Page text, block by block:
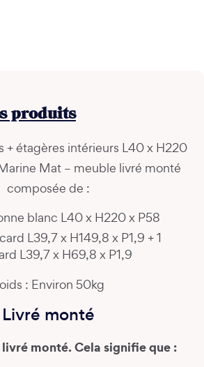
produits
+ étagères intérieurs L40 x H220
Mat – meuble livré monté
composée de :
blanc L40 x H220 x P58
L39,7 x H149,8 x P1,9 + 1
L39,7 x H69,8 x P1,9
: Environ 50kg
Livré monté
monté. Cela signifie que :